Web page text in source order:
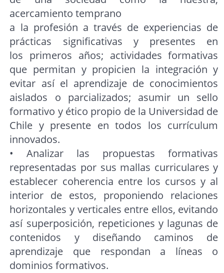
acercamiento temprano
a la profesión a través de experiencias de
prácticas significativas y presentes en
los primeros años; actividades formativas
que permitan y propicien la integración y
evitar así el aprendizaje de conocimientos
aislados o parcializados; asumir un sello
formativo y ético propio de la Universidad de
Chile y presente en todos los currículum
innovados.
• Analizar las propuestas formativas
representadas por sus mallas curriculares y
establecer coherencia entre los cursos y al
interior de estos, proponiendo relaciones
horizontales y verticales entre ellos, evitando
así superposición, repeticiones y lagunas de
contenidos y diseñando caminos de
aprendizaje que respondan a líneas o
dominios formativos.